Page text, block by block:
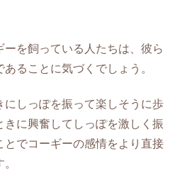
を飼っている人たちは、彼ら
ることに気づくでしょう。
しっぽを振って楽しそうに歩
きに興奮してしっぽを激しく振
とでコーギーの感情をより直接